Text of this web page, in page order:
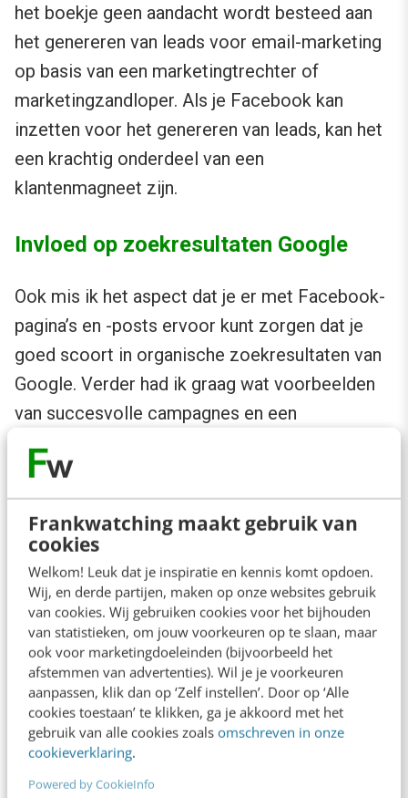
Frankwatching maakt gebruik van
cookies
Welkom! Leuk dat je inspiratie en kennis komt opdoen.
Wij, en derde partijen, maken op onze websites gebruik
van cookies. Wij gebruiken cookies voor het bijhouden
van statistieken, om jouw voorkeuren op te slaan, maar
ook voor marketingdoeleinden (bijvoorbeeld het
afstemmen van advertenties). Wil je je voorkeuren
aanpassen, klik dan op ‘Zelf instellen’. Door op ‘Alle
cookies toestaan’ te klikken, ga je akkoord met het
gebruik van alle cookies zoals omschreven in onze
cookieverklaring.
Powered by CookieInfo
het boekje geen aandacht wordt besteed aan
het genereren van leads voor email-marketing
op basis van een marketingtrechter of
marketingzandloper. Als je Facebook kan
inzetten voor het genereren van leads, kan het
een krachtig onderdeel van een
klantenmagneet zijn.
Invloed op zoekresultaten Google
Ook mis ik het aspect dat je er met Facebook-
pagina’s en -posts ervoor kunt zorgen dat je
goed scoort in organische zoekresultaten van
Google. Verder had ik graag wat voorbeelden
van succesvolle campagnes en een
Aan de slag!
Al met al heeft het
boekje
Facebookmarketing
in 60 minutenmijn
belangstelling voor
Facebook gewekt.
Hoewel ik eerst nog
eens ga
experimenteren